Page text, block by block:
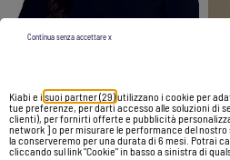
Kiabi e i suoi partner (29)utilizzano i cookie per
tue preferenze, per darti accesso alle soluzioni di
clienti), per fornirti offerte e pubblicità
network ] o per misurare le performance del
la conserveremo per una durata di 6 mesi. Potrai
cliccando sul link "Cookie" in basso a sinistra di
Continua senza accettare x
-26%